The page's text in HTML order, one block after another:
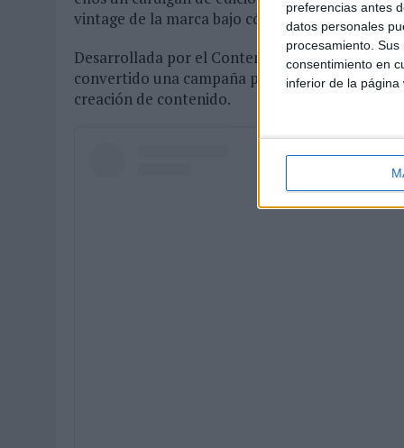
preferencias antes
datos personales
procesamiento.
consentimiento en
inferior de la página
vintage de la marca bajo códigos estéticos
Desarrollada por el Content Studio de Nestlé
convertido una campaña publicitaria en
creación de contenido.